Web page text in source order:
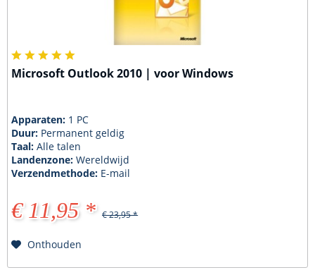
Microsoft Outlook 2010 | voor Windows
Apparaten: 1 PC
Duur: Permanent geldig
Taal:Alle talen
Landenzone:Wereldwijd
Verzendmethode: E-mail
€ 11,95 * € 23,95 *
Onthouden